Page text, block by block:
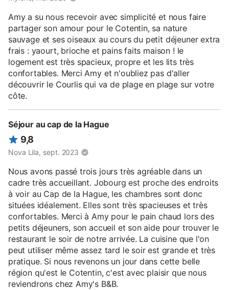
Amy a su nous recevoir avec simplicité et nous faire
partager son amour pour le Cotentin, sa nature
sauvage et ses oiseaux au cours du petit déjeuner extra
frais : yaourt, brioche et pains faits maison ! le
logement est très spacieux, propre et les lits très
confortables. Merci Amy et n'oubliez pas d'aller
découvrir le Courlis qui va de plage en plage sur votre
côte.
Séjour au cap de la Hague
9,8
Nova Lila, sept. 2023
Nous avons passé trois jours très agréable dans un
cadre très accueillant. Jobourg est proche des endroits
à voir au Cap de la Hague, les chambres sont donc
situées idéalement. Elles sont très spacieuses et très
confortables. Merci à Amy pour le pain chaud lors des
petits déjeuners, son accueil et son aide pour trouver le
restaurant le soir de notre arrivée. La cuisine que l'on
peut utiliser même assez tard le soir est grande et très
pratique. Si nous revenons un jour dans cette belle
région qu'est le Cotentin, c'est avec plaisir que nous
reviendrons chez Amy's B&B.